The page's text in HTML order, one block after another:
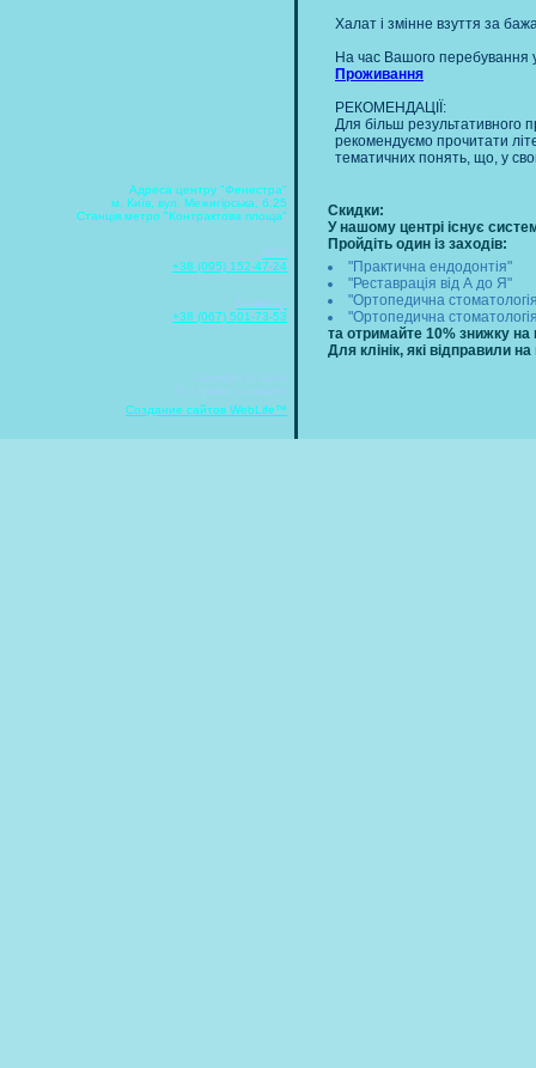
Халат і змінне взуття за
На час Вашого перебування
Проживання
РЕКОМЕНДАЦІЇ:
Для більш результативного
рекомендуємо прочитати
тематичних понять, що, у
Скидки:
У нашому центрі існує
Пройдіть один із заходів:
"Практична ендодонтія"
"Реставрація від А до Я"
"Ортопедична
"Ортопедична
та отримайте 10% знижку на
Для клінік, які відправили
Адреса центру "Фенестра"
м. Київ, вул. Межигірська, б.25
Станція метро "Контрактова площа"
+38 (095) 152-47-24
+38 (067) 501-73-53
Создание сайтов WebLife™